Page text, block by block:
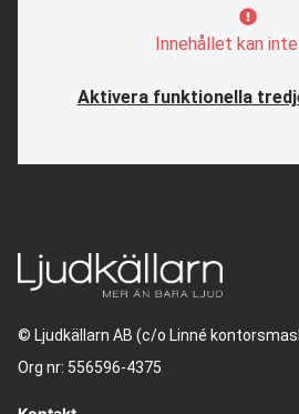
Innehållet kan
Aktivera funktionella
© Ljudkällarn AB (c/o Linné
Org nr: 556596-4375